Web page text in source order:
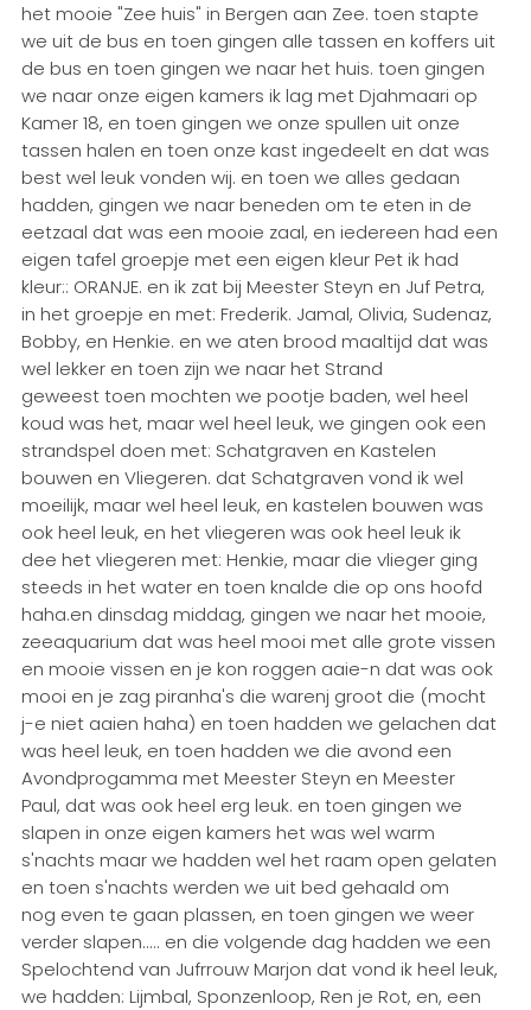
het mooie "Zee huis" in Bergen aan Zee. toen stapte
we uit de bus en toen gingen alle tassen en koffers uit
de bus en toen gingen we naar het huis. toen gingen
we naar onze eigen kamers ik lag met Djahmaari op
Kamer 18, en toen gingen we onze spullen uit onze
tassen halen en toen onze kast ingedeelt en dat was
best wel leuk vonden wij. en toen we alles gedaan
hadden, gingen we naar beneden om te eten in de
eetzaal dat was een mooie zaal, en iedereen had een
eigen tafel groepje met een eigen kleur Pet ik had
kleur:: ORANJE. en ik zat bij Meester Steyn en Juf Petra,
in het groepje en met: Frederik. Jamal, Olivia, Sudenaz,
Bobby, en Henkie. en we aten brood maaltijd dat was
wel lekker en toen zijn we naar het Strand
geweest toen mochten we pootje baden, wel heel
koud was het, maar wel heel leuk, we gingen ook een
strandspel doen met: Schatgraven en Kastelen
bouwen en Vliegeren. dat Schatgraven vond ik wel
moeilijk, maar wel heel leuk, en kastelen bouwen was
ook heel leuk, en het vliegeren was ook heel leuk ik
dee het vliegeren met: Henkie, maar die vlieger ging
steeds in het water en toen knalde die op ons hoofd
haha.en dinsdag middag, gingen we naar het mooie,
zeeaquarium dat was heel mooi met alle grote vissen
en mooie vissen en je kon roggen aaie-n dat was ook
mooi en je zag piranha's die warenj groot die (mocht
j-e niet aaien haha) en toen hadden we gelachen dat
was heel leuk, en toen hadden we die avond een
Avondprogamma met Meester Steyn en Meester
Paul, dat was ook heel erg leuk. en toen gingen we
slapen in onze eigen kamers het was wel warm
s'nachts maar we hadden wel het raam open gelaten
en toen s'nachts werden we uit bed gehaald om
nog even te gaan plassen, en toen gingen we weer
verder slapen..... en die volgende dag hadden we een
Spelochtend van Jufrrouw Marjon dat vond ik heel leuk,
we hadden: Lijmbal, Sponzenloop, Ren je Rot, en, een